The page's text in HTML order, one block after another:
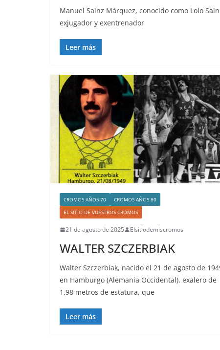
Manuel Sainz Márquez, conocido como Lolo
exjugador y exentrenador
Leer más
CROMOS AÑOS 70
CROMOS AÑOS 80
EL SITIO DE VUESTROS CROMOS
21 de agosto de 2025 Elsitiodemiscromos
WALTER SZCZERBIAK
Walter Szczerbiak, nacido el 21 de agosto de
en Hamburgo (Alemania Occidental), exalero de
1,98 metros de estatura, que
Leer más